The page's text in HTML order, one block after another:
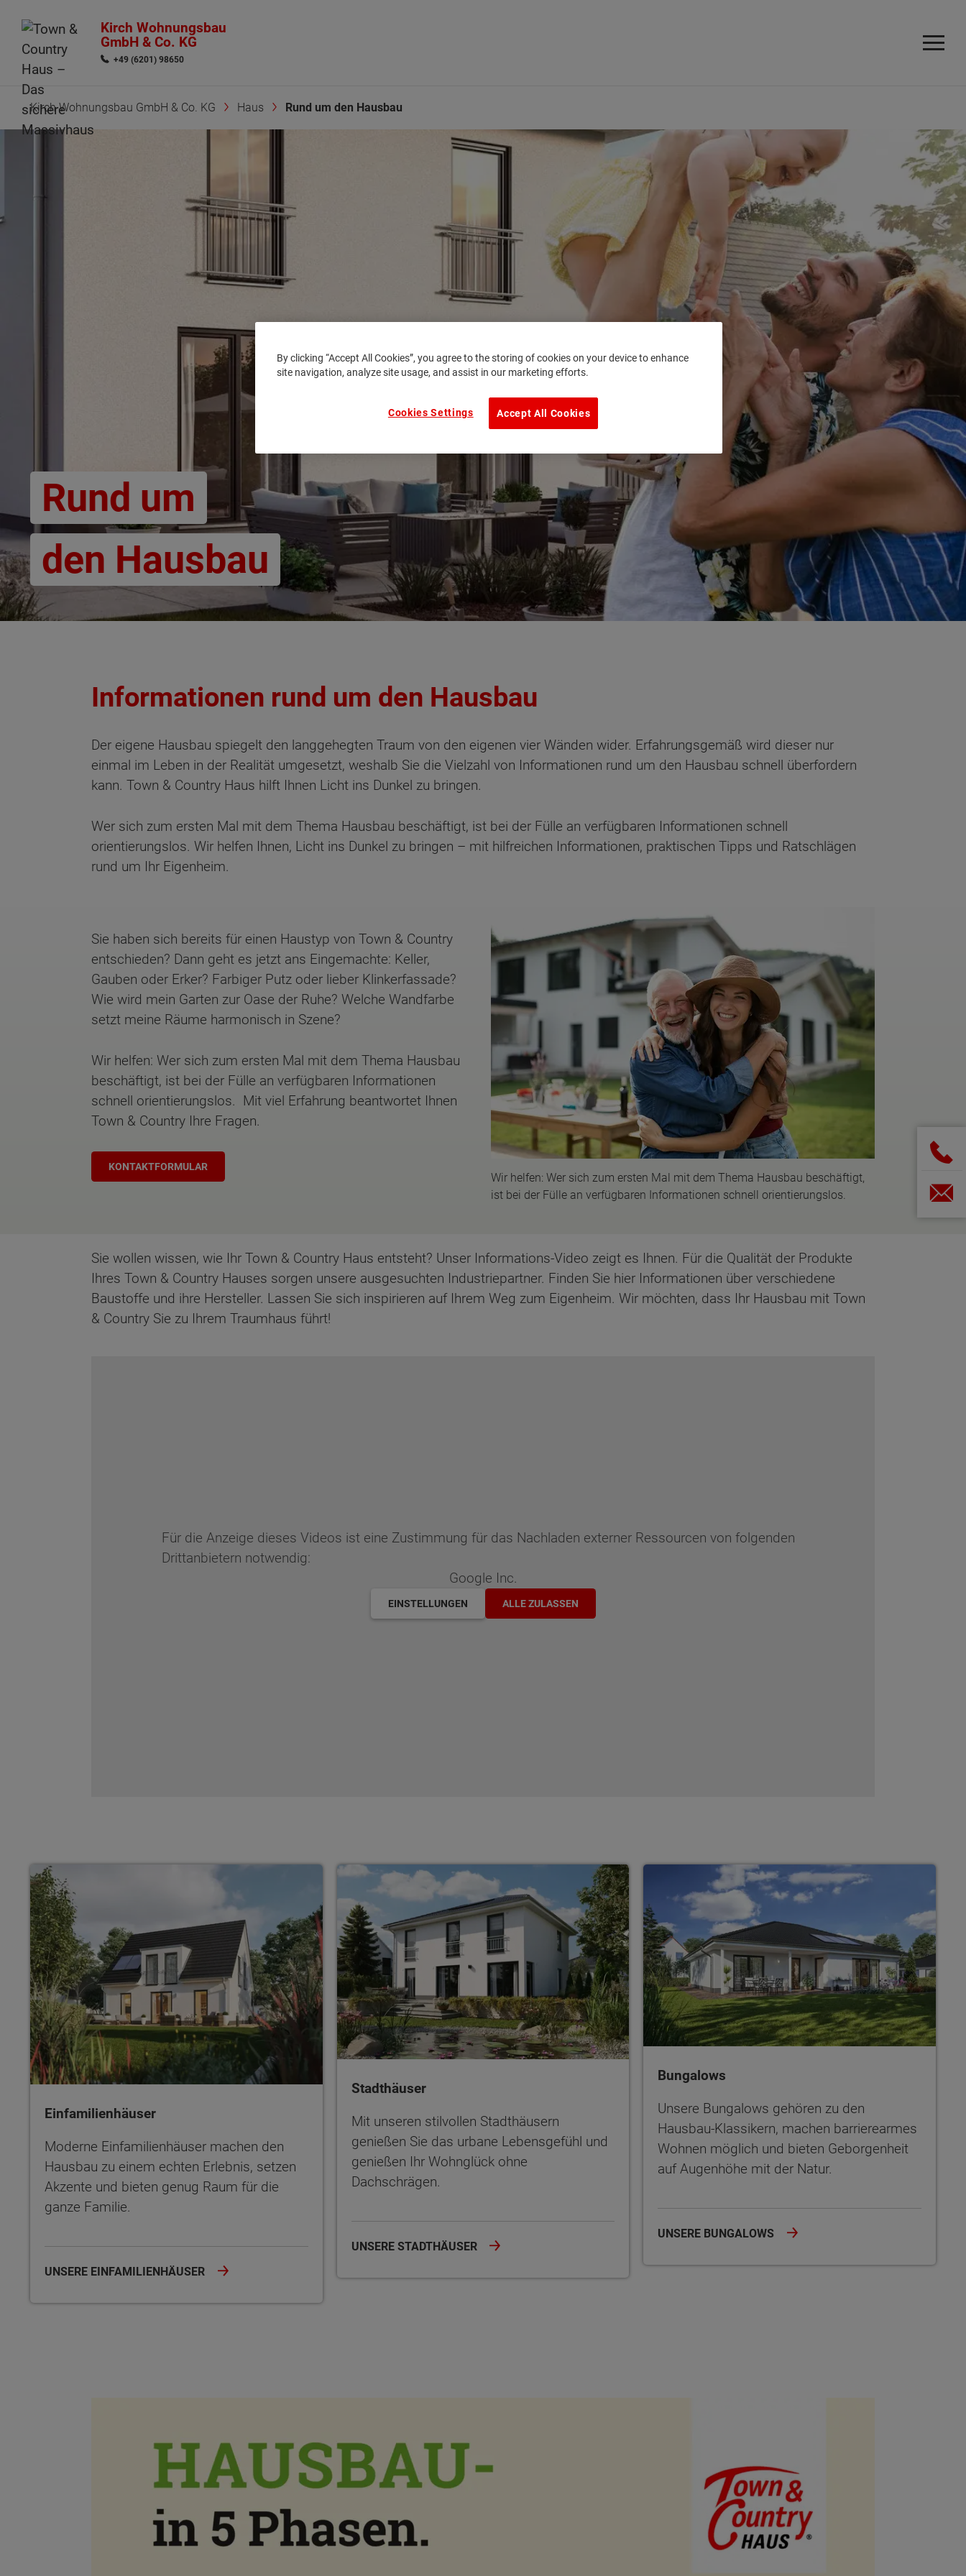
Kirch Wohnungsbau
GmbH & Co. KG
+49 (6201) 98650
Kirch Wohnungsbau GmbH & Co. KG Haus Rund um den Hausbau
Rund um
den Hausbau
Informationen rund um den Hausbau
Der eigene Hausbau spiegelt den langgehegten Traum von den eigenen vier Wänden wider. Erfahrungsgemäß wird dieser nur
einmal im Leben in der Realität umgesetzt, weshalb Sie die Vielzahl von Informationen rund um den Hausbau schnell überfordern
kann. Town & Country Haus hilft Ihnen Licht ins Dunkel zu bringen.
Wer sich zum ersten Mal mit dem Thema Hausbau beschäftigt, ist bei der Fülle an verfügbaren Informationen schnell
orientierungslos. Wir helfen Ihnen, Licht ins Dunkel zu bringen – mit hilfreichen Informationen, praktischen Tipps und Ratschlägen
rund um Ihr Eigenheim.
Wir helfen: Wer sich zum ersten Mal mit dem Thema Hausbau beschäftigt,
ist bei der Fülle an verfügbaren Informationen schnell orientierungslos.
Sie haben sich bereits für einen Haustyp von Town & Country
entschieden? Dann geht es jetzt ans Eingemachte: Keller,
Gauben oder Erker? Farbiger Putz oder lieber Klinkerfassade?
Wie wird mein Garten zur Oase der Ruhe? Welche Wandfarbe
setzt meine Räume harmonisch in Szene?
Wir helfen: Wer sich zum ersten Mal mit dem Thema Hausbau
beschäftigt, ist bei der Fülle an verfügbaren Informationen
schnell orientierungslos. Mit viel Erfahrung beantwortet Ihnen
Town & Country Ihre Fragen.
KONTAKTFORMULAR
Für die Anzeige dieses Videos ist eine Zustimmung für das Nachladen externer Ressourcen von folgenden
Drittanbietern notwendig:
Google Inc.
EINSTELLUNGEN ALLE ZULASSEN
Sie wollen wissen, wie Ihr Town & Country Haus entsteht? Unser Informations-Video zeigt es Ihnen. Für die Qualität der Produkte
Ihres Town & Country Hauses sorgen unsere ausgesuchten Industriepartner. Finden Sie hier Informationen über verschiedene
Baustoffe und ihre Hersteller. Lassen Sie sich inspirieren auf Ihrem Weg zum Eigenheim. Wir möchten, dass Ihr Hausbau mit Town
& Country Sie zu Ihrem Traumhaus führt!
Einfamilienhäuser
Einfamilienhäuser
Moderne Einfamilienhäuser machen den
Hausbau zu einem echten Erlebnis, setzen
Akzente und bieten genug Raum für die
ganze Familie.
UNSERE EINFAMILIENHÄUSER
Stadthäuser
Stadthäuser
Mit unseren stilvollen Stadthäusern
genießen Sie das urbane Lebensgefühl und
genießen Ihr Wohnglück ohne
Dachschrägen.
UNSERE STADTHÄUSER
Bungalows
Unsere Bungalows gehören zu den
Hausbau-Klassikern, machen barrierearmes
Wohnen möglich und bieten Geborgenheit
auf Augenhöhe mit der Natur.
UNSERE BUNGALOWS
Wonach möchten Sie suchen?
By clicking “Accept All Cookies”, you agree to the storing of cookies on your device to enhance
site navigation, analyze site usage, and assist in our marketing efforts.
Accept All Cookies
Cookies Settings